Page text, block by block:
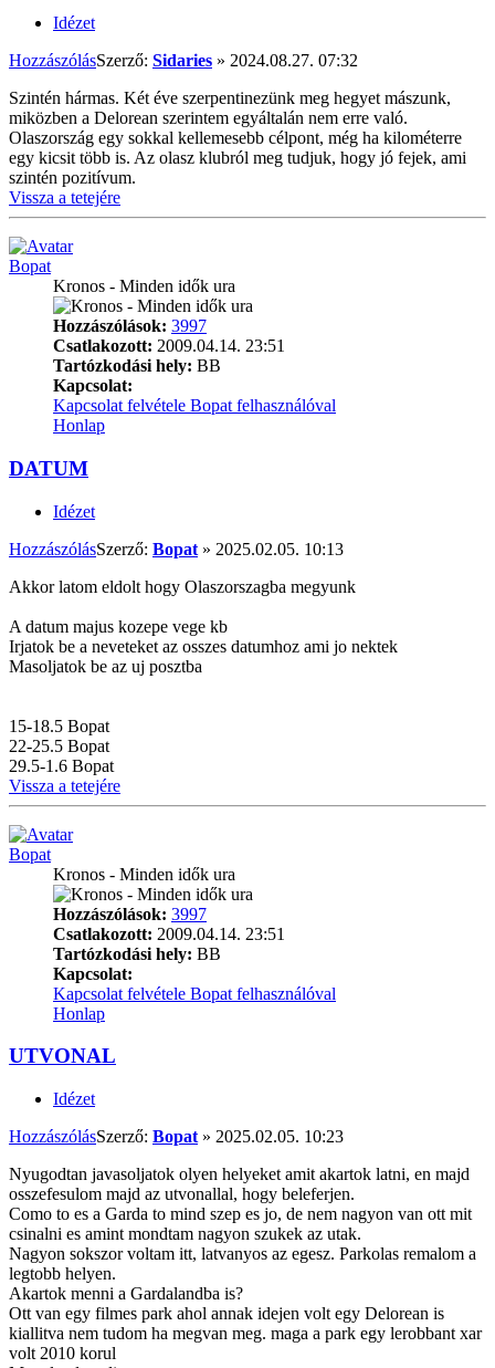
Idézet
HozzászólásSzerző: Sidaries » 2024.08.27. 07:32
Szintén hármas. Két éve szerpentinezünk meg hegyet mászunk,
miközben a Delorean szerintem egyáltalán nem erre való.
Olaszország egy sokkal kellemesebb célpont, még ha kilométerre
egy kicsit több is. Az olasz klubról meg tudjuk, hogy jó fejek, ami
szintén pozitívum.
Vissza a tetejére
Bopat
Kronos - Minden idők ura
Hozzászólások: 3997
Csatlakozott: 2009.04.14. 23:51
Tartózkodási hely: BB
Kapcsolat:
Kapcsolat felvétele Bopat felhasználóval
Honlap
DATUM
Idézet
HozzászólásSzerző: Bopat » 2025.02.05. 10:13
Akkor latom eldolt hogy Olaszorszagba megyunk
A datum majus kozepe vege kb
Irjatok be a neveteket az osszes datumhoz ami jo nektek
Masoljatok be az uj posztba
15-18.5 Bopat
22-25.5 Bopat
29.5-1.6 Bopat
Vissza a tetejére
Bopat
Kronos - Minden idők ura
Hozzászólások: 3997
Csatlakozott: 2009.04.14. 23:51
Tartózkodási hely: BB
Kapcsolat:
Kapcsolat felvétele Bopat felhasználóval
Honlap
UTVONAL
Idézet
HozzászólásSzerző: Bopat » 2025.02.05. 10:23
Nyugodtan javasoljatok olyen helyeket amit akartok latni, en majd
osszefesulom majd az utvonallal, hogy beleferjen.
Como to es a Garda to mind szep es jo, de nem nagyon van ott mit
csinalni es amint mondtam nagyon szukek az utak.
Nagyon sokszor voltam itt, latvanyos az egesz. Parkolas remalom a
legtobb helyen.
Akartok menni a Gardalandba is?
Ott van egy filmes park ahol annak idejen volt egy Delorean is
kiallitva nem tudom ha megvan meg. maga a park egy lerobbant xar
volt 2010 korul